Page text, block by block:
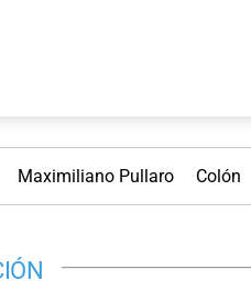
Maximiliano Pullaro Colón